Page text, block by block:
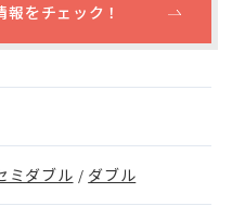
をチェック！
ミダブル / ダブル